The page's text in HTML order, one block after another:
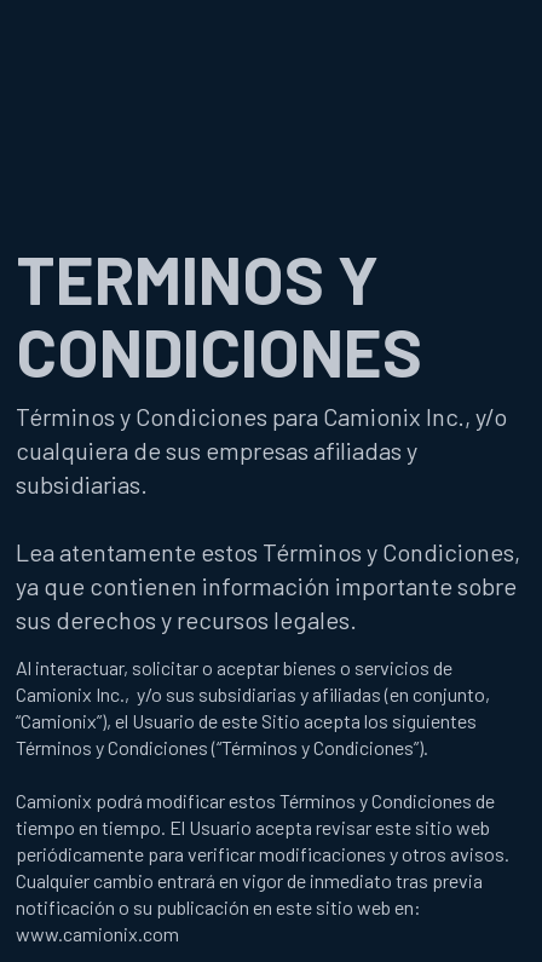
TERMINOS Y
CONDICIONES
Términos y Condiciones para Camionix Inc., y/o
cualquiera de sus empresas afiliadas y
subsidiarias.
Lea atentamente estos Términos y Condiciones,
ya que contienen información importante sobre
sus derechos y recursos legales.
Al interactuar, solicitar o aceptar bienes o servicios de
Camionix Inc., y/o sus subsidiarias y afiliadas (en conjunto,
“Camionix”), el Usuario de este Sitio acepta los siguientes
Términos y Condiciones (“Términos y Condiciones”).
Camionix podrá modificar estos Términos y Condiciones de
tiempo en tiempo. El Usuario acepta revisar este sitio web
periódicamente para verificar modificaciones y otros avisos.
Cualquier cambio entrará en vigor de inmediato tras previa
notificación o su publicación en este sitio web en:
www.camionix.com